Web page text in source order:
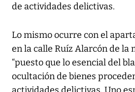
de actividades delictivas.
Lo mismo ocurre con el
en la calle Ruíz Alarcón de la
“puesto que lo esencial del
ocultación de bienes
actividades delictivas. Uno